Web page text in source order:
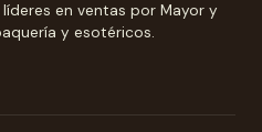
en ventas por Mayor y
y esotéricos.